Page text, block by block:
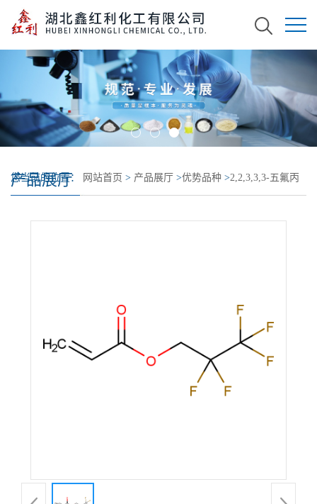
产品展厅
您当前的位置： 网站首页 > 产品展厅 >优势品种 >2,2,3,3,3-五氟丙